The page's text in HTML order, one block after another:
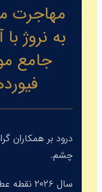
مهاجرت
جامع
درود بر همکاران
چشم.
سال ۲۰۲۶